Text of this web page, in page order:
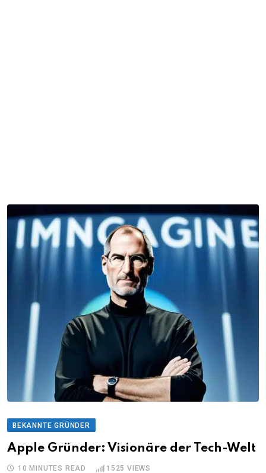
BEKANNTE GRÜNDER
Apple Gründer: Visionäre der Tech-Welt
10 MINUTES READ 1525 VIEWS